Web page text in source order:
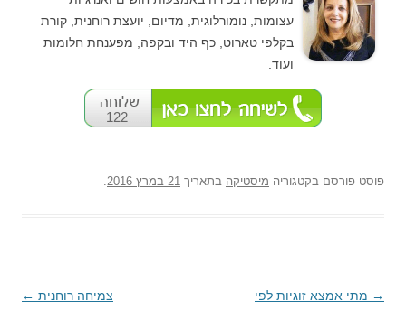
עצומות, נומורלוגית, מדיום, יועצת רוחנית, קורת
בקלפי טארוט, כף היד ובקפה, מפענחת חלומות
ועוד.
122
פוסט פורסם בקטגוריה מיסטיקה בתאריך 21 במרץ 2016 .
ניווט
→ מתי אמצא זוגיות לפי
צמיחה רוחנית ←